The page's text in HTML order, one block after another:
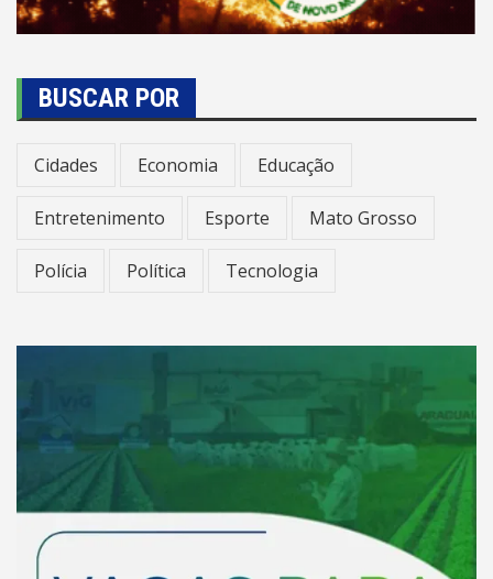
BUSCAR POR
Cidades Economia Educação
Entretenimento Esporte Mato Grosso
Polícia Política Tecnologia